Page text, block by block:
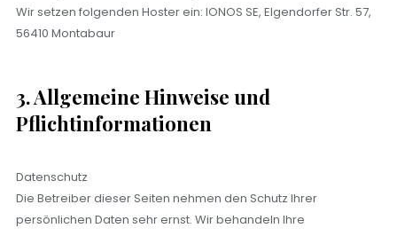
Wir setzen folgenden Hoster ein: IONOS SE, Elgendorfer Str. 57,
56410 Montabaur
3. Allgemeine Hinweise und
Pflichtinformationen
Datenschutz
Die Betreiber dieser Seiten nehmen den Schutz Ihrer
persönlichen Daten sehr ernst. Wir behandeln Ihre